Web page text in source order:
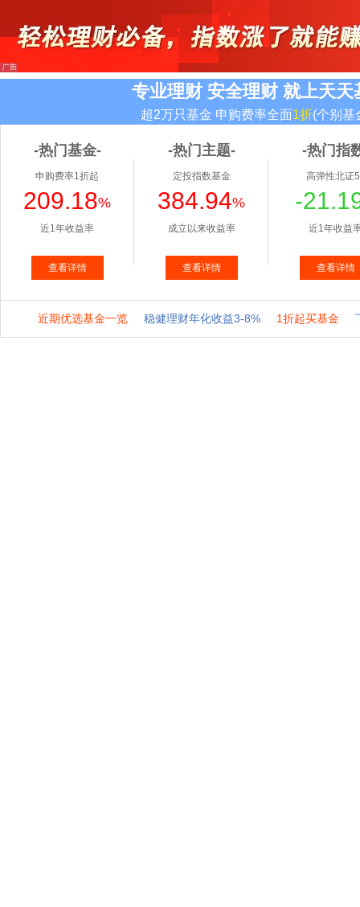
专业理财 安全理财 就上天天
超2万只基金 申购费率全面1折(个别基
-热门基金-
申购费率1折起
209.18%
近1年收益率
查看详情
-热门主题-
定投指数基金
384.94%
成立以来收益率
查看详情
-热门指
高弹性北证
-
近1年收益
查看详情
近期优选基金一览 稳健理财年化收益3-8% 1折起买基金